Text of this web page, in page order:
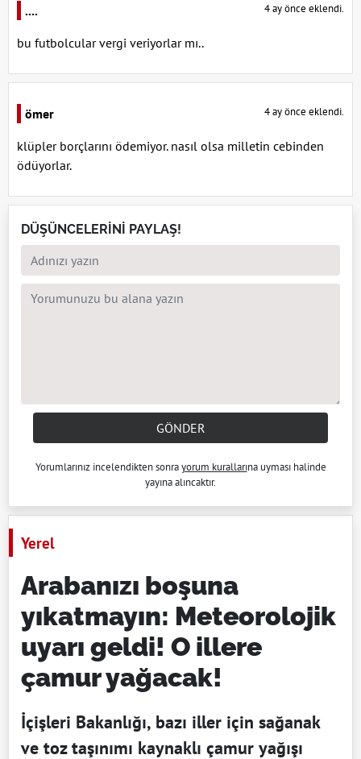
.... 4 ay önce eklendi.
bu futbolcular vergi veriyorlar mı..
ömer 4 ay önce eklendi.
klüpler borçlarını ödemiyor. nasıl olsa milletin cebinden
ödüyorlar.
DÜŞÜNCELERİNİ PAYLAŞ!
GÖNDER
Yorumlarınız incelendikten sonrayorum kurallarına uyması halinde
yayına alıncaktır.
Yerel
Arabanızı boşuna
yıkatmayın: Meteorolojik
uyarı geldi! O illere
çamur yağacak!
İçişleri Bakanlığı, bazı iller için sağanak
ve toz taşınımı kaynaklı çamur yağışı